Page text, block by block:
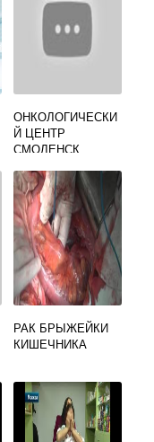
ОНКОЛОГИЧЕСКИ
Й ЦЕНТР
СМОЛЕНСК
РАК БРЫЖЕЙКИ
КИШЕЧНИКА